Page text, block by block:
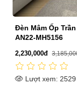
Đèn Mâm
MO954A-18
2,503,000đ
Lượt xem: